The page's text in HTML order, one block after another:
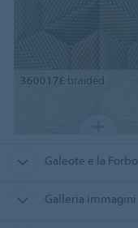
360017Ebraided
Galeote e la Forbo
Galleria immagini